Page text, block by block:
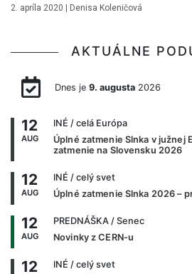
2. apríla 2020 Denisa Koleničová
AKTUÁLNE
Dnes je 9. augusta2026
12
AUG
INÉ / celá Európa
Úplné zatmenie Slnka v južnej
zatmenie na Slovensku 2026
12
AUG
INÉ / celý svet
Úplné zatmenie Slnka 2026 –
12
AUG
PREDNÁŠKA / Senec
Novinky z CERN-u
12 INÉ / celý svet